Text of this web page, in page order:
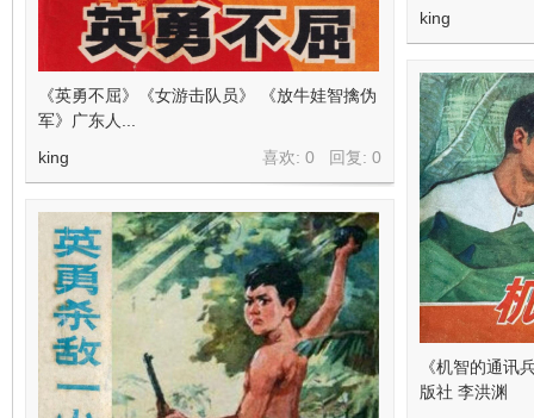
king
《英勇不屈》《女游击队员》 《放牛娃智擒伪
军》广东人...
喜欢: 0 回复: 0
king
《机智的通讯
版社 李洪渊